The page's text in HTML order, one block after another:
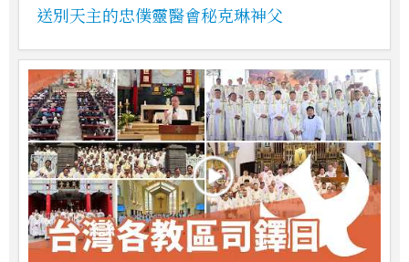
送別天主的忠僕靈醫會秘克琳神父